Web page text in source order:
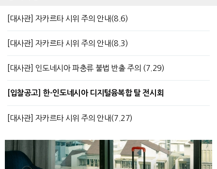
[대사관] 자카르타 시위 주의 안내(8.6)
[대사관] 자카르타 시위 주의 안내(8.3)
[대사관] 인도네시아 파충류 불법 반출 주의 (7.29)
[입찰공고] 한-인도네시아 디지털융복합 탈 전시회
[대사관] 자카르타 시위 주의 안내(7.27)